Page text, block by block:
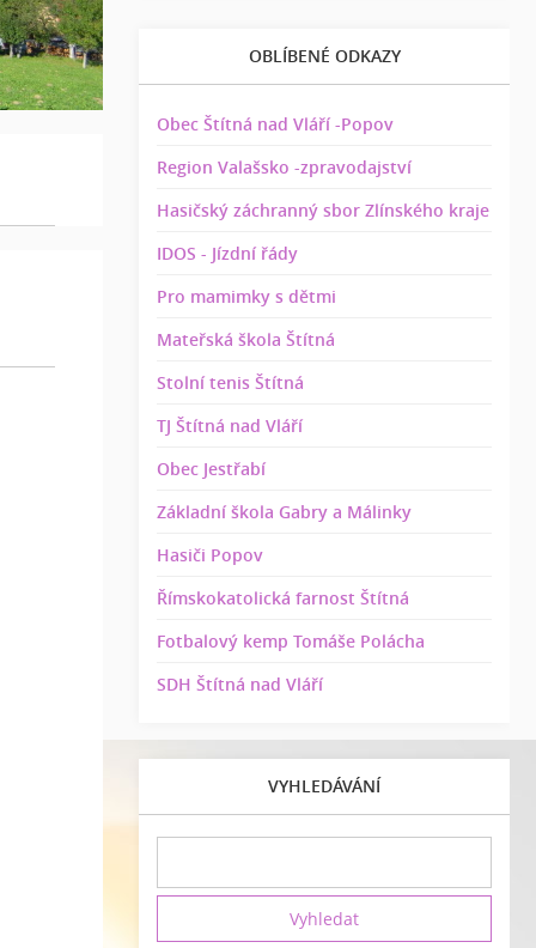
OBLÍBENÉ ODKAZY
Obec Štítná nad Vláří -Popov
Region Valašsko -zpravodajství
Hasičský záchranný sbor Zlínského kraje
IDOS - Jízdní řády
Pro mamimky s dětmi
Mateřská škola Štítná
Stolní tenis Štítná
TJ Štítná nad Vláří
Obec Jestřabí
Základní škola Gabry a Málinky
Hasiči Popov
Římskokatolická farnost Štítná
Fotbalový kemp Tomáše Polácha
SDH Štítná nad Vláří
VYHLEDÁVÁNÍ